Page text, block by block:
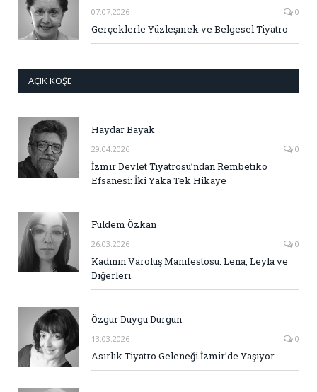
07.07.2026 0
Gerçeklerle Yüzleşmek ve Belgesel Tiyatro
AÇIK KÖŞE
Haydar Bayak
29.04.2026 0
İzmir Devlet Tiyatrosu’ndan Rembetiko
Efsanesi: İki Yaka Tek Hikaye
Fuldem Özkan
26.03.2026 0
Kadının Varoluş Manifestosu: Lena, Leyla ve
Diğerleri
Özgür Duygu Durgun
13.03.2026 0
Asırlık Tiyatro Geleneği İzmir’de Yaşıyor